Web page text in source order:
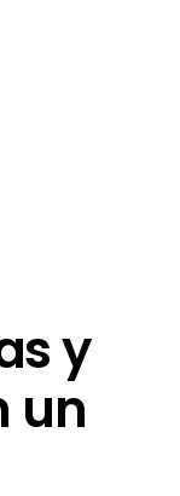
y
un